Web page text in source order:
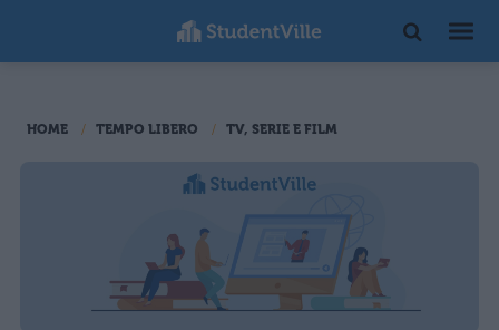
HOME TEMPO LIBERO TV, SERIE E FILM